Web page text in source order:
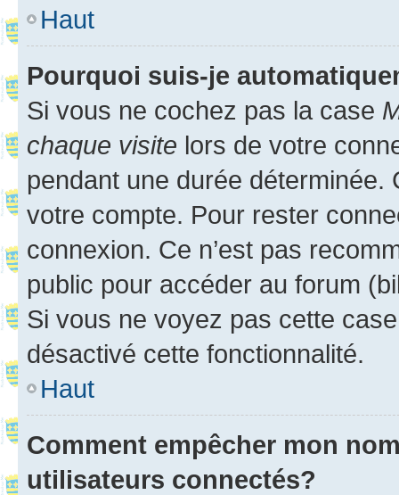
Haut
Pourquoi suis-je
Si vous ne cochez pas la case
chaque visite lors de votre
pendant une durée déterminée.
votre compte. Pour rester
connexion. Ce n’est pas
public pour accéder au forum
Si vous ne voyez pas cette
désactivé cette fonctionnalité.
Haut
Comment empêcher mon
utilisateurs connectés?